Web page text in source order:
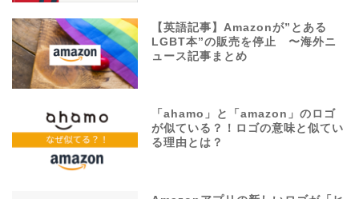
【英語記事】Amazonが”とある
LGBT本”の販売を停止 〜海外ニ
ュース記事まとめ
「ahamo」と「amazon」のロゴ
が似ている？！ロゴの意味と似てい
る理由とは？